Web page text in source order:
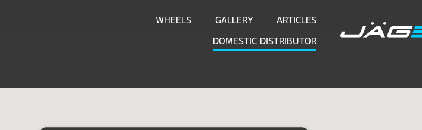
WHEELS GALLERY
ARTICLES
DOMESTIC DISTRIBUTOR